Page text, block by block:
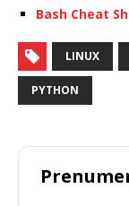
Bash Cheat
LINUX
PYTHON